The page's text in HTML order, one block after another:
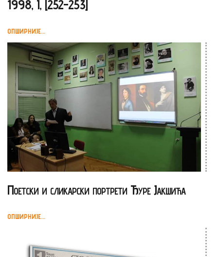
1998, I, [252-253]
ОПШИРНИЈЕ...
Поетски и сликарски портрети Ђуре Јакшића
ОПШИРНИЈЕ...